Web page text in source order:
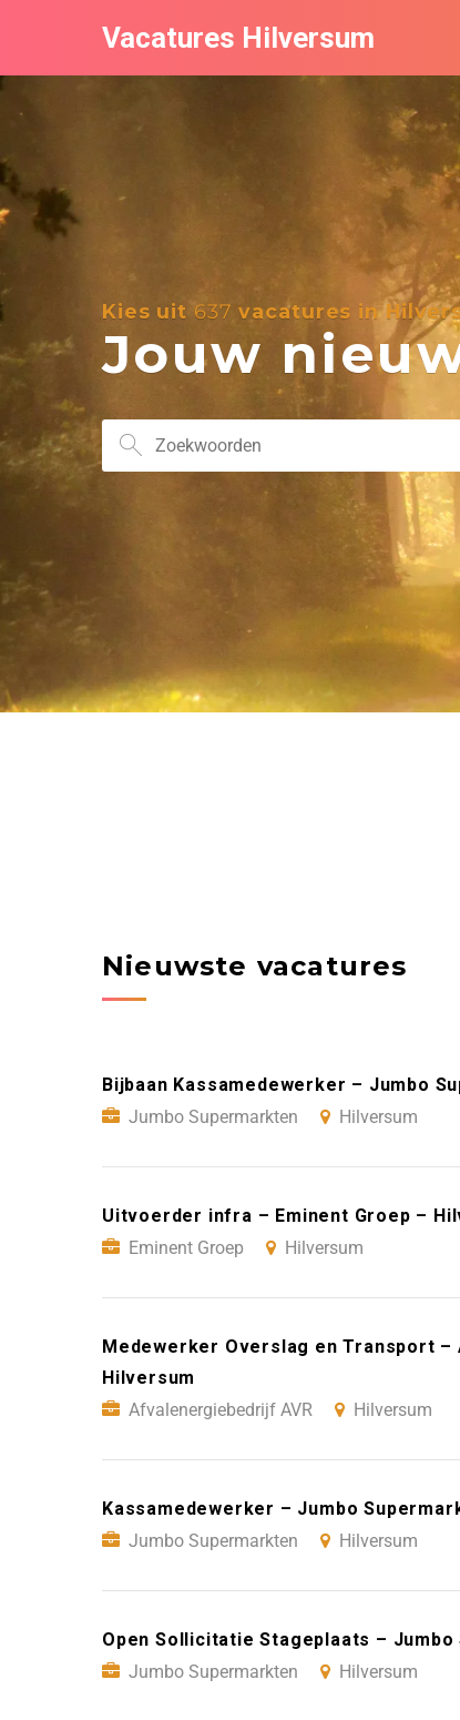
Vacatures Hilversum
Kies uit 637 vacatures in
Jouw
Nieuwste vacatures
Bijbaan Kassamedewerker – Jumbo
Jumbo Supermarkten
Hilversum
Uitvoerder infra – Eminent Groep –
Eminent Groep
Hilversum
Medewerker Overslag en Transport –
Hilversum
Afvalenergiebedrijf AVR
Hilversum
Kassamedewerker – Jumbo
Jumbo Supermarkten
Hilversum
Open Sollicitatie Stageplaats –
Jumbo Supermarkten
Hilversum